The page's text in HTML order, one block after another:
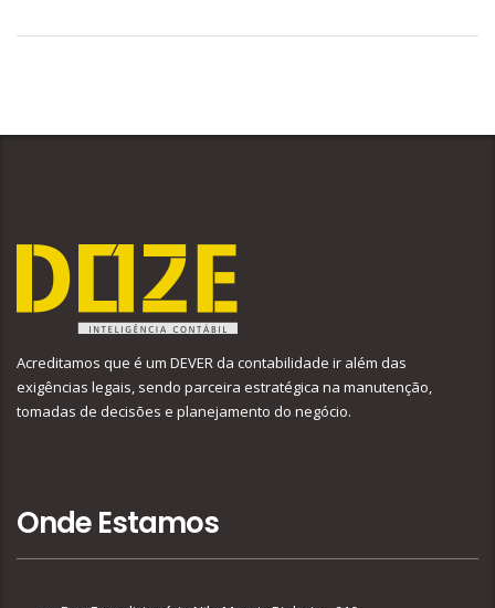
Acreditamos que é um DEVER da contabilidade ir além das
exigências legais, sendo parceira estratégica na manutenção,
tomadas de decisões e planejamento do negócio.
Onde Estamos